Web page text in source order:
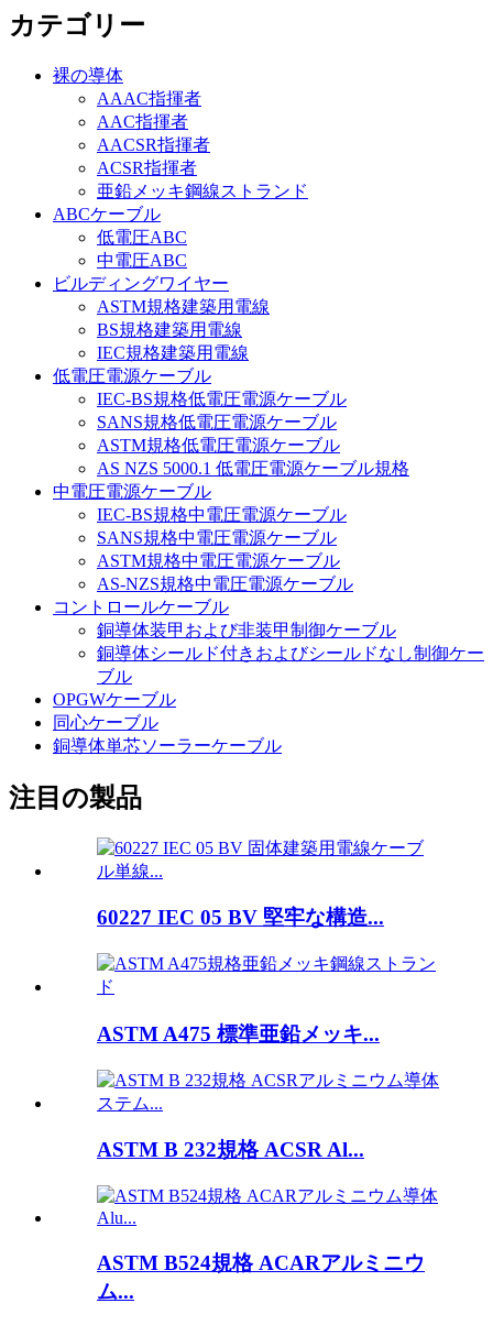
カテゴリー
裸の導体
AAAC指揮者
AAC指揮者
AACSR指揮者
ACSR指揮者
亜鉛メッキ鋼線ストランド
ABCケーブル
低電圧ABC
中電圧ABC
ビルディングワイヤー
ASTM規格建築用電線
BS規格建築用電線
IEC規格建築用電線
低電圧電源ケーブル
IEC-BS規格低電圧電源ケーブル
SANS規格低電圧電源ケーブル
ASTM規格低電圧電源ケーブル
AS NZS 5000.1 低電圧電源ケーブル規格
中電圧電源ケーブル
IEC-BS規格中電圧電源ケーブル
SANS規格中電圧電源ケーブル
ASTM規格中電圧電源ケーブル
AS-NZS規格中電圧電源ケーブル
コントロールケーブル
銅導体装甲および非装甲制御ケーブル
銅導体シールド付きおよびシールドなし制御ケー
ブル
OPGWケーブル
同心ケーブル
銅導体単芯ソーラーケーブル
注目の製品
60227 IEC 05 BV 堅牢な構造...
ASTM A475 標準亜鉛メッキ...
ASTM B 232規格 ACSR Al...
ASTM B524規格 ACARアルミニウ
ム...